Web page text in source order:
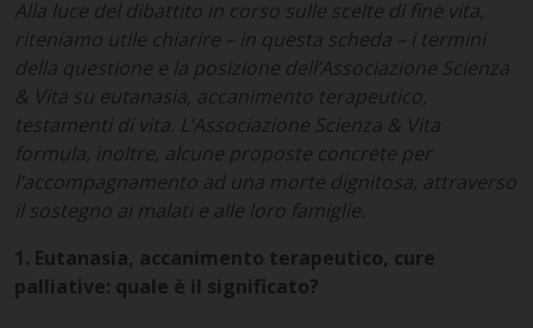
Alla luce del dibattito in corso sulle scelte di fine vita,
riteniamo utile chiarire – in questa scheda – i termini
della questione e la posizione dell’Associazione Scienza
& Vita su eutanasia, accanimento terapeutico,
testamenti di vita. L’Associazione Scienza & Vita
formula, inoltre, alcune proposte concrete per
l’accompagnamento ad una morte dignitosa, attraverso
il sostegno ai malati e alle loro famiglie.
1. Eutanasia, accanimento terapeutico, cure
palliative: quale è il significato?